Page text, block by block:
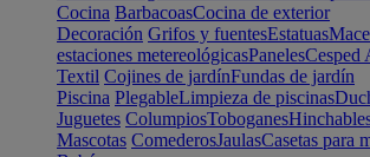
Cocina BarbacoasCocina de exterior
Decoración Grifos y fuentesEstatuas
estaciones metereológicasPanelesCesped
Textil Cojines de jardínFundas de jardín
Piscina PlegableLimpieza de piscinas
Juguetes ColumpiosToboganes
Mascotas ComederosJaulasCasetas para